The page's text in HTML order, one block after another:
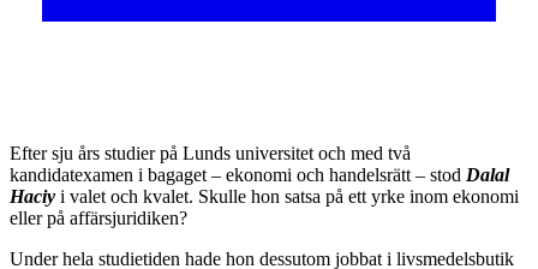
Efter sju års studier på Lunds universitet och med två
kandidatexamen i bagaget – ekonomi och handelsrätt – stod Dalal
Haciy i valet och kvalet. Skulle hon satsa på ett yrke inom ekonomi
eller på affärsjuridiken?
Under hela studietiden hade hon dessutom jobbat i livsmedelsbutik